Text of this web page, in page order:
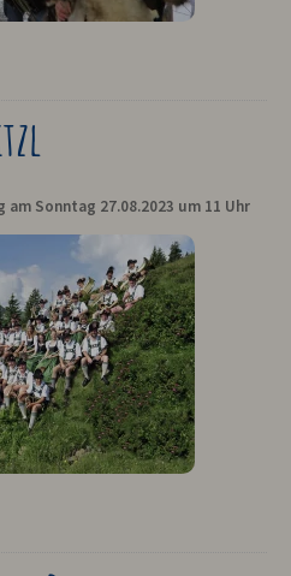
Sonntag 27.08.2023 um 11 Uhr